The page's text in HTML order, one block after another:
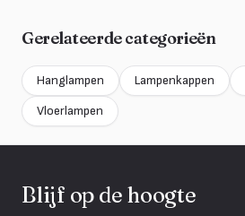
Gerelateerde categorieën
Hanglampen Lampenkappen
Vloerlampen
Blijf op de hoogte